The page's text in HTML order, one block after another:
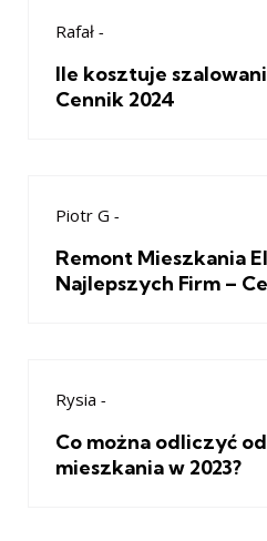
Rafał -
Ile kosztuje
Cennik 2024
Piotr G -
Remont Mieszkania
Najlepszych Firm –
Rysia -
Co można odliczyć
mieszkania w 2023?